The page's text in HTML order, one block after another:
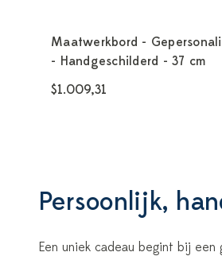
Maatwerkbord -
- Handgeschilderd - 37 cm
$1.009,31
Persoonlijk,
Een uniek cadeau begint bij